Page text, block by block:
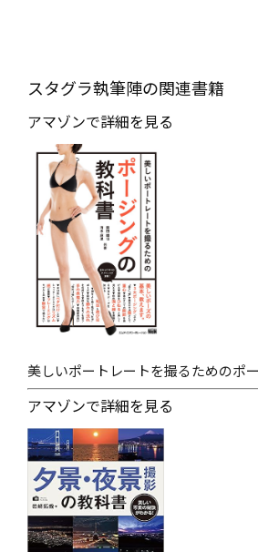
スタグラ執筆陣の関連書籍
アマゾンで詳細を見る
美しいポートレートを撮るためのポ
アマゾンで詳細を見る